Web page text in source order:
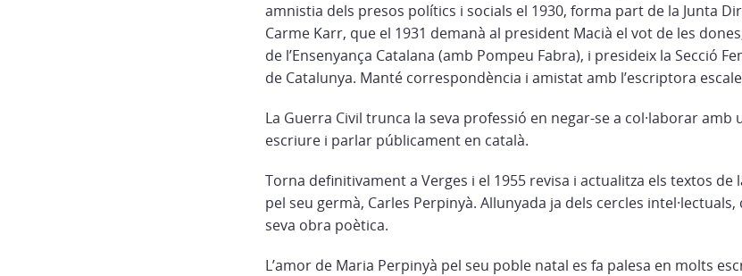
amnistia dels presos polítics i socials el 1930, forma part de la Junta
Carme Karr, que el 1931 demanà al president Macià el vot de les
de l’Ensenyança Catalana (amb Pompeu Fabra), i presideix la Secció
de Catalunya. Manté correspondència i amistat amb l’escriptora
La Guerra Civil trunca la seva professió en negar-se a col·laborar
escriure i parlar públicament en català.
Torna definitivament a Verges i el 1955 revisa i actualitza els textos
pel seu germà, Carles Perpinyà. Allunyada ja dels cercles
seva obra poètica.
L’amor de Maria Perpinyà pel seu poble natal es fa palesa en molts